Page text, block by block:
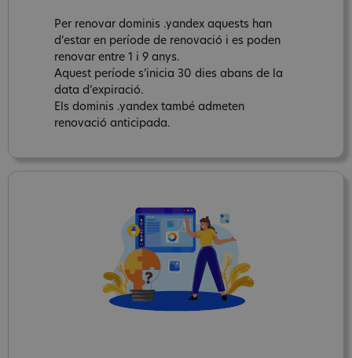
Per renovar dominis .yandex aquests han
d’estar en període de renovació i es poden
renovar entre 1 i 9 anys.
Aquest període s’inicia 30 dies abans de la
data d’expiració.
Els dominis .yandex també admeten
renovació anticipada.